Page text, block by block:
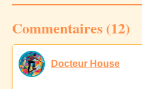
Commentaires (12)
Docteur House